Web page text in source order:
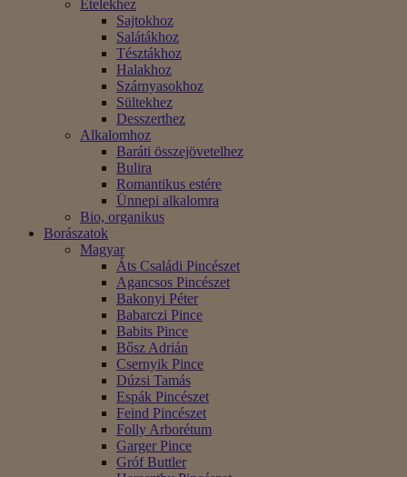
Ételekhez
Sajtokhoz
Salátákhoz
Tésztákhoz
Halakhoz
Szárnyasokhoz
Sültekhez
Desszerthez
Alkalomhoz
Baráti összejövetelhez
Bulira
Romantikus estére
Ünnepi alkalomra
Bio, organikus
Borászatok
Magyar
Áts Családi Pincészet
Agancsos Pincészet
Bakonyi Péter
Babarczi Pince
Babits Pince
Bősz Adrián
Csernyik Pince
Dúzsi Tamás
Espák Pincészet
Feind Pincészet
Folly Arborétum
Garger Pince
Gróf Buttler